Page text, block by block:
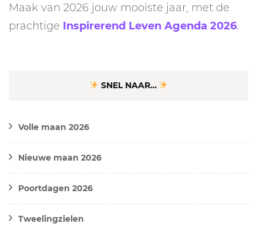
Maak van 2026 jouw mooiste jaar, met de
prachtige Inspirerend Leven Agenda 2026.
SNEL NAAR…
Volle maan 2026
Nieuwe maan 2026
Poortdagen 2026
Tweelingzielen